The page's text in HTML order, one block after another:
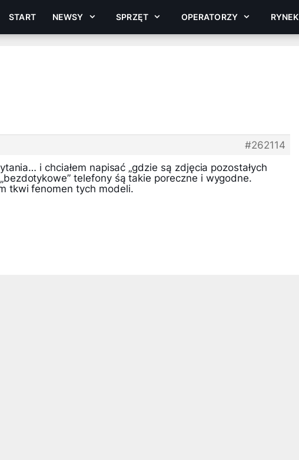
START NEWSY SPRZĘT OPERATORZY RYNEK
#262114
i chciałem napisać „gdzie są zdjęcia pozostałych
telefony śą takie poreczne i wygodne.
tkwi fenomen tych modeli.